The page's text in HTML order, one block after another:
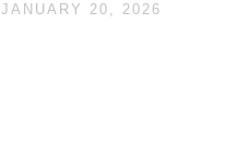
JANUARY 20, 2026